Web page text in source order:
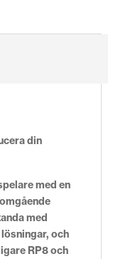
din
med en
med
och
RP8 och